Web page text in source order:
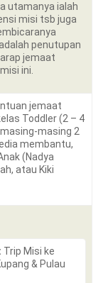
utamanya ialah
misi tsb juga
penutupan
jemaat
ini.
jemaat
Toddler (2 – 4
masing 2
membantu,
(Nadya
atau Kiki
Trip Misi ke
& Pulau